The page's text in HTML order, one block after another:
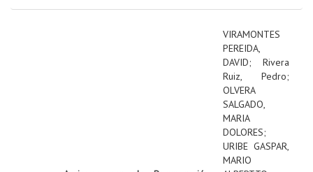
VIRAMONTES
PEREIDA,
DAVID; Rivera
Ruiz, Pedro;
OLVERA
SALGADO,
MARIA
DOLORES;
URIBE GASPAR,
MARIO